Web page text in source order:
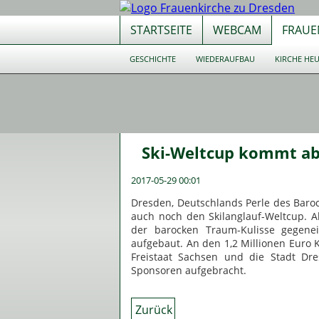
STARTSEITE WEBCAM
GESCHICHTE WIEDERAUFBAU KIRCHE
Ski-Weltcup kommt
2017-05-29 00:01
Dresden, Deutschlands Perle des
auch noch den Skilanglauf-Weltcup.
der barocken Traum-Kulisse
aufgebaut. An den 1,2 Millionen Euro
Freistaat Sachsen und die Stadt
Sponsoren aufgebracht.
Zurück